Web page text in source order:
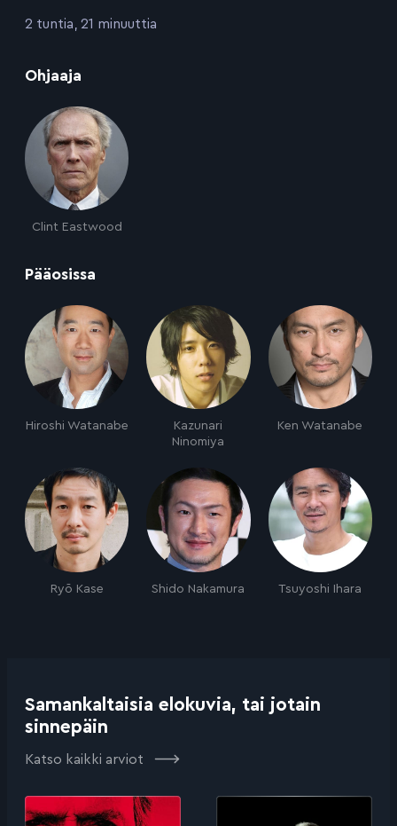
:2 tuntia, 21 minuuttia
Ohjaaja
Clint Eastwood
Pääosissa
Hiroshi Watanabe
Kazunari
Ninomiya
Ken Watanabe
Ryō Kase Shido Nakamura Tsuyoshi Ihara
Samankaltaisia elokuvia, tai jotain
sinnepäin
Katso kaikki arviot